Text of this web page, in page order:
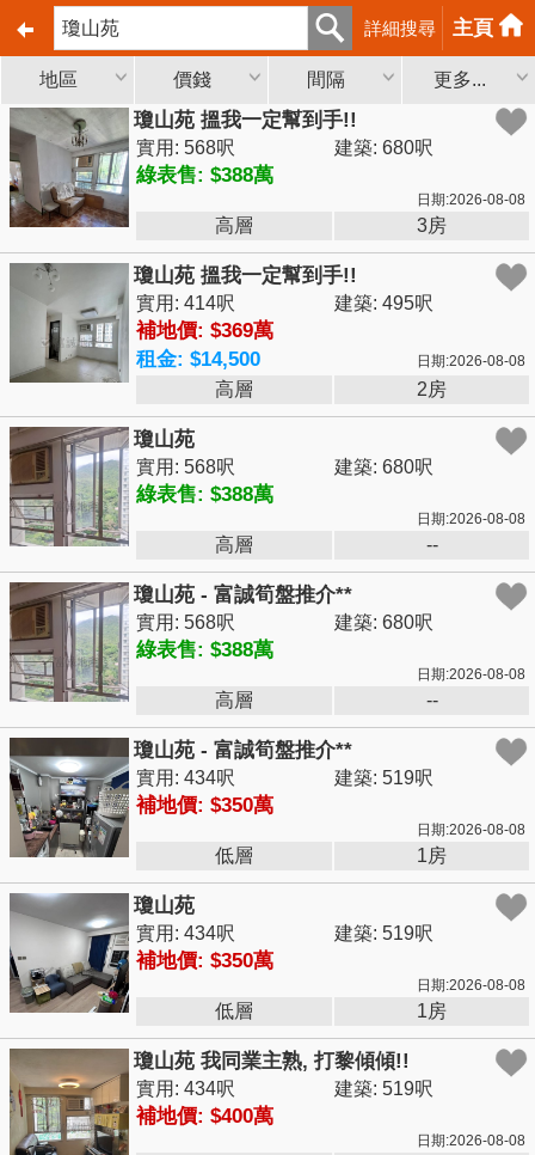
詳細搜尋 主頁
地區 價錢 間隔 更多...
瓊山苑 搵我一定幫到手!!
實用: 568呎 建築: 680呎
綠表售: $388萬
日期:2026-08-08
高層 3房
瓊山苑 搵我一定幫到手!!
實用: 414呎 建築: 495呎
補地價: $369萬
租金: $14,500
日期:2026-08-08
高層 2房
瓊山苑
實用: 568呎 建築: 680呎
綠表售: $388萬
日期:2026-08-08
高層 --
瓊山苑 - 富誠筍盤推介**
實用: 568呎 建築: 680呎
綠表售: $388萬
日期:2026-08-08
高層 --
瓊山苑 - 富誠筍盤推介**
實用: 434呎 建築: 519呎
補地價: $350萬
日期:2026-08-08
低層 1房
瓊山苑
實用: 434呎 建築: 519呎
補地價: $350萬
日期:2026-08-08
低層 1房
瓊山苑 我同業主熟, 打黎傾傾!!
實用: 434呎 建築: 519呎
補地價: $400萬
日期:2026-08-08